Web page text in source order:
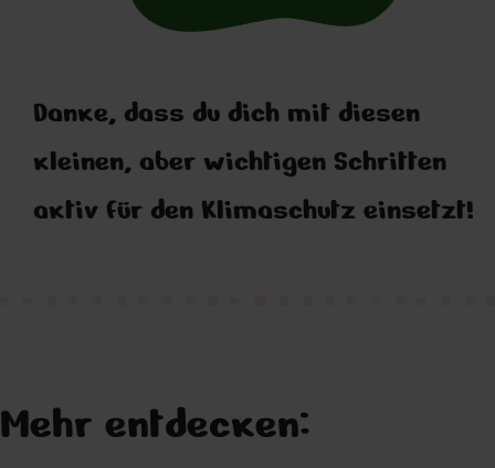
Danke, dass du dich mit diesen
kleinen, aber wichtigen Schritten
aktiv für den Klimaschutz einsetzt!
Mehr entdecken: